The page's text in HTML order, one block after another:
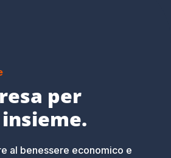
per
al benessere economico e